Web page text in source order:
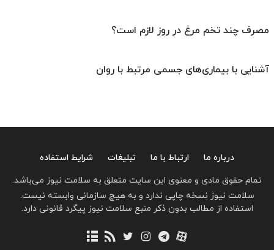
مصرف چند تخم مرغ در روز لازم است؟
آشنایی با بیماری‌های جسمی مرتبط با روان
درباره ما ارتباط با ما تبلیغات
شرایط استفاده
تمام حقوق مادی و معنوی این سایت متعلق به سلامت نیوز می‌باشد.
سلامت نیوز نسخه چاپی ندارد و به هیچ سازمانی وابسته نیست.
استفاده از مطالب بدون ذکر منبع سلامت نیوز پیگرد قانونی دارد.